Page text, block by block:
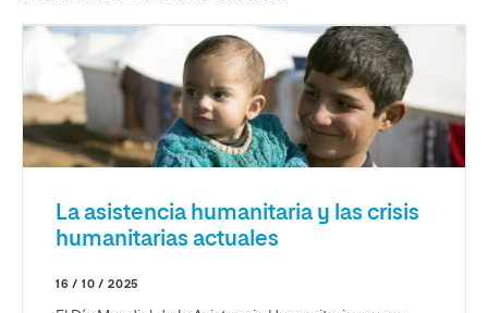
La asistencia humanitaria y las crisis
humanitarias actuales
16 / 10 / 2025